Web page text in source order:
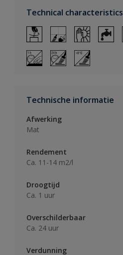
Technical characteristics
Technische informatie
Afwerking
Mat
Rendement
Ca. 11-14 m2/l
Droogtijd
Ca. 1 uur
Overschilderbaar
Ca. 24 uur
Verdunning